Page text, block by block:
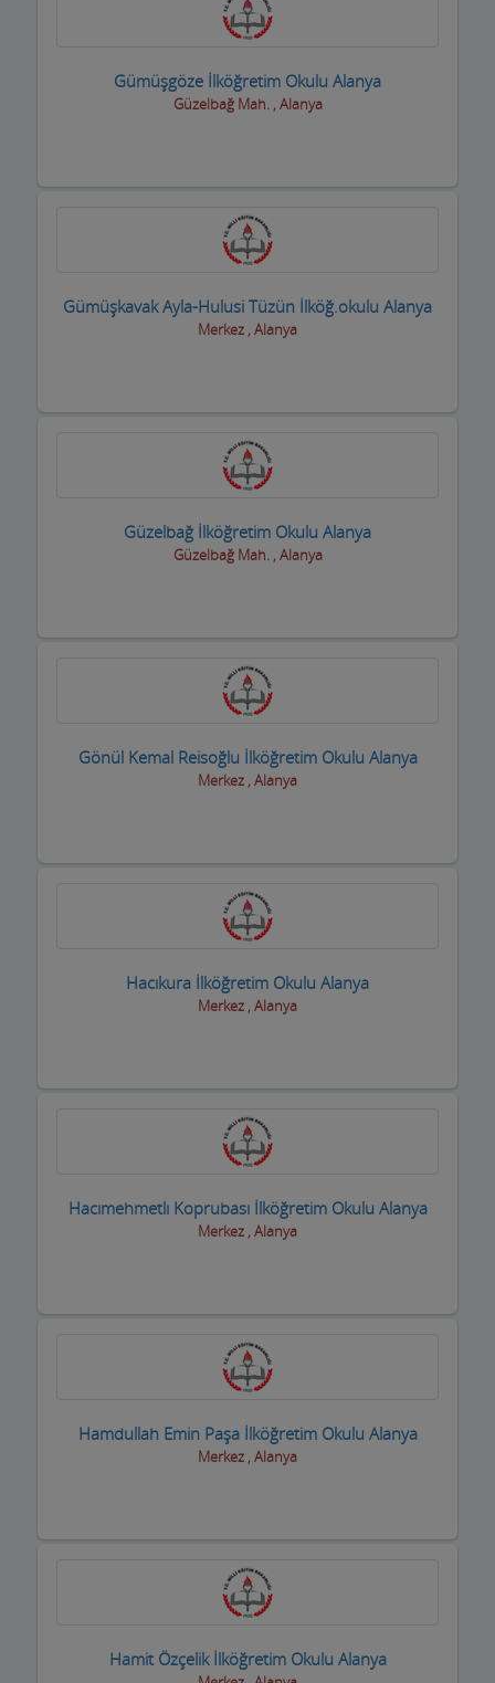
Gümüşgöze İlköğretim Okulu Alanya
Güzelbağ Mah. , Alanya
Gümüşkavak Ayla-Hulusi Tüzün İlköğ.okulu Alanya
Merkez , Alanya
Güzelbağ İlköğretim Okulu Alanya
Güzelbağ Mah. , Alanya
Gönül Kemal Reisoğlu İlköğretim Okulu Alanya
Merkez , Alanya
Hacıkura İlköğretim Okulu Alanya
Merkez , Alanya
Hacımehmetlı Koprubası İlköğretim Okulu Alanya
Merkez , Alanya
Hamdullah Emin Paşa İlköğretim Okulu Alanya
Merkez , Alanya
Hamit Özçelik İlköğretim Okulu Alanya